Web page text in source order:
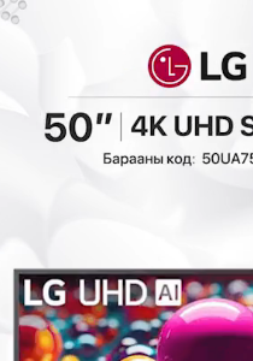
- 130,000₮